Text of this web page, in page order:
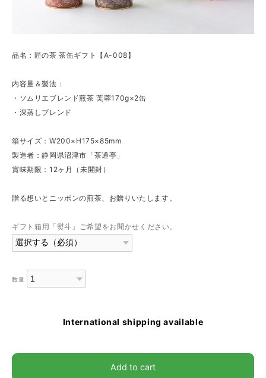
品名：匠の茶 茶缶ギフト【A-008】
内容量＆製法：
・ソムリエブレンド煎茶 芙蓉170g×2缶
・深蒸しブレンド
箱サイズ：W200×H175×85mm
製造者：静岡県沼津市「茶通亭」
賞味期限：12ヶ月（未開封）
贈る想いとニッポンの煎茶、お贈りいたします。
ギフト箱用「熨斗」ご希望をお聞かせください。
数量
International shipping available
Add to cart